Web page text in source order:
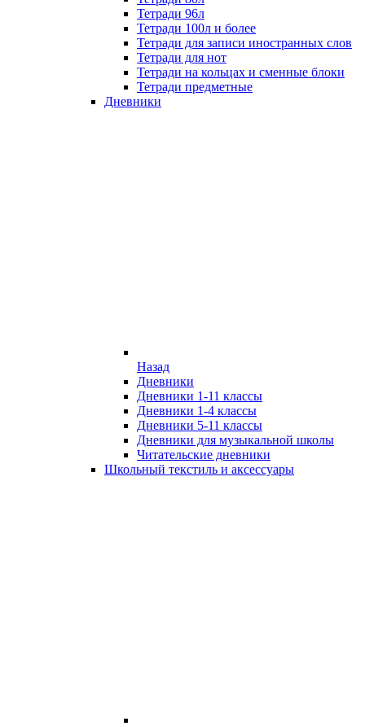
Тетради 96л
Тетради 100л и более
Тетради для записи иностранных слов
Тетради для нот
Тетради на кольцах и сменные блоки
Тетради предметные
Дневники
Назад
Дневники
Дневники 1-11 классы
Дневники 1-4 классы
Дневники 5-11 классы
Дневники для музыкальной школы
Читательские дневники
Школьный текстиль и аксессуары